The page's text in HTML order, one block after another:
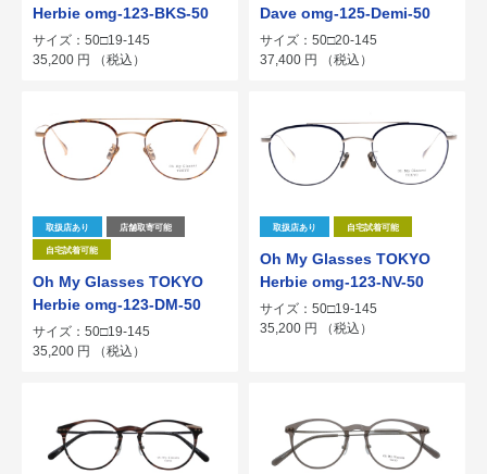
Herbie omg-123-BKS-50
サイズ：50□19-145
35,200 円 （税込）
Dave omg-125-Demi-50
サイズ：50□20-145
37,400 円 （税込）
取扱店あり 店舗取寄可能
自宅試着可能
Oh My Glasses TOKYO
Herbie omg-123-DM-50
サイズ：50□19-145
35,200 円 （税込）
取扱店あり 自宅試着可能
Oh My Glasses TOKYO
Herbie omg-123-NV-50
サイズ：50□19-145
35,200 円 （税込）